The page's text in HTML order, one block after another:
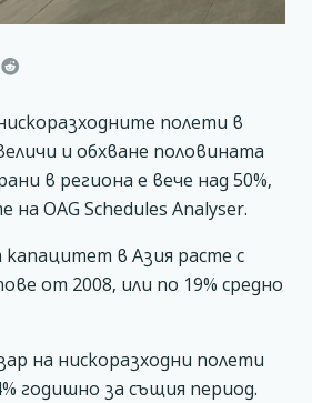
полети в
и обхване половината
в региона е вече над 50%,
OAG Schedules Analyser.
капацитет в Азия расте с
от 2008, или по 19% средно
на нискоразходни полети
годишно за същия период.